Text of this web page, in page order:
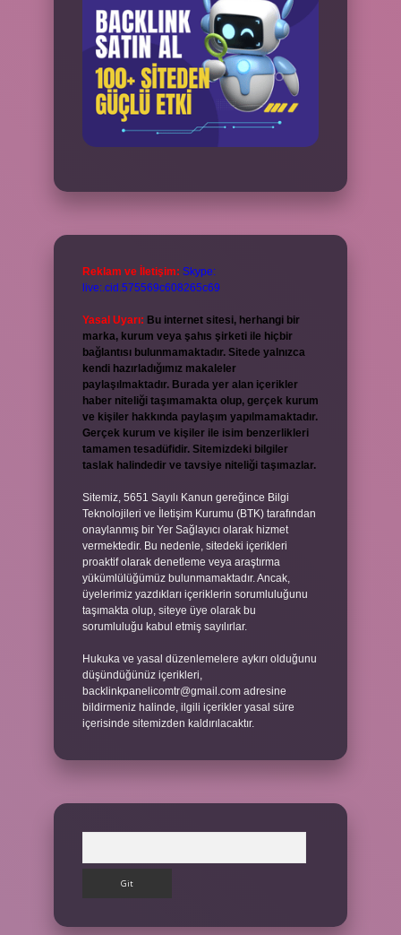
Reklam ve İletişim: Skype:
live:.cid.575569c608265c69
Yasal Uyarı: Bu internet sitesi, herhangi bir
marka, kurum veya şahıs şirketi ile hiçbir
bağlantısı bulunmamaktadır. Sitede yalnızca
kendi hazırladığımız makaleler
paylaşılmaktadır. Burada yer alan içerikler
haber niteliği taşımamakta olup, gerçek kurum
ve kişiler hakkında paylaşım yapılmamaktadır.
Gerçek kurum ve kişiler ile isim benzerlikleri
tamamen tesadüfidir. Sitemizdeki bilgiler
taslak halindedir ve tavsiye niteliği taşımazlar.
Sitemiz, 5651 Sayılı Kanun gereğince Bilgi
Teknolojileri ve İletişim Kurumu (BTK) tarafından
onaylanmış bir Yer Sağlayıcı olarak hizmet
vermektedir. Bu nedenle, sitedeki içerikleri
proaktif olarak denetleme veya araştırma
yükümlülüğümüz bulunmamaktadır. Ancak,
üyelerimiz yazdıkları içeriklerin sorumluluğunu
taşımakta olup, siteye üye olarak bu
sorumluluğu kabul etmiş sayılırlar.
Hukuka ve yasal düzenlemelere aykırı olduğunu
düşündüğünüz içerikleri,
backlinkpanelicomtr@gmail.com adresine
bildirmeniz halinde, ilgili içerikler yasal süre
içerisinde sitemizden kaldırılacaktır.